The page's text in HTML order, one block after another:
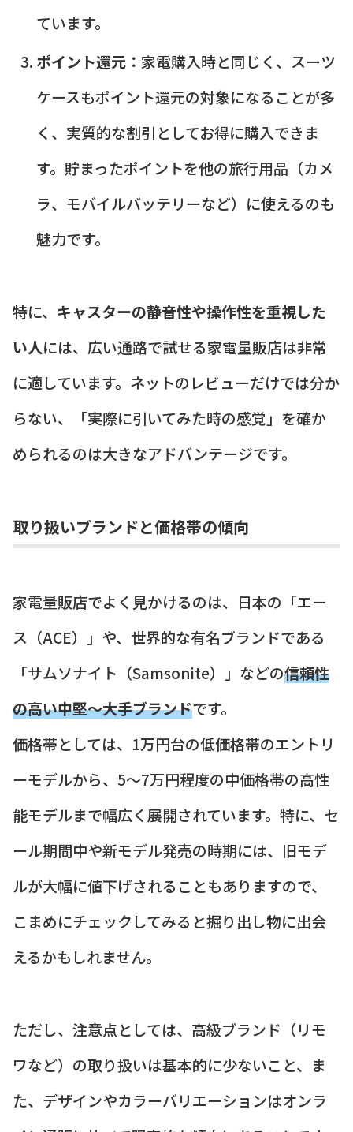
ています。
ポイント還元： 家電購入時と同じく、スーツ
ケースもポイント還元の対象になることが多
く、実質的な割引としてお得に購入できま
す。貯まったポイントを他の旅行用品（カメ
ラ、モバイルバッテリーなど）に使えるのも
魅力です。
特に、 キャスターの静音性や操作性を重視した
い人には、広い通路で試せる家電量販店は非常
に適しています。ネットのレビューだけでは分か
らない、「実際に引いてみた時の感覚」を確か
められるのは大きなアドバンテージです。
取り扱いブランドと価格帯の傾向
家電量販店でよく見かけるのは、日本の「エー
ス（ACE）」や、世界的な有名ブランドである
「サムソナイト（Samsonite）」などの信頼性
の高い中堅〜大手ブランドです。
価格帯としては、1万円台の低価格帯のエントリ
ーモデルから、5〜7万円程度の中価格帯の高性
能モデルまで幅広く展開されています。特に、セ
ール期間中や新モデル発売の時期には、旧モデ
ルが大幅に値下げされることもありますので、
こまめにチェックしてみると掘り出し物に出会
えるかもしれません。
ただし、注意点としては、高級ブランド（リモ
ワなど）の取り扱いは基本的に少ないこと、ま
た、デザインやカラーバリエーションはオンラ